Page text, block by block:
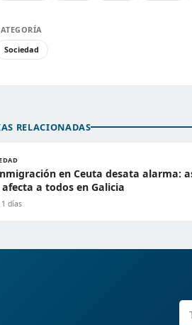
Sociedad
RELACIONADAS
en Ceuta desata alarma:
afecta a todos en Galicia
1 días